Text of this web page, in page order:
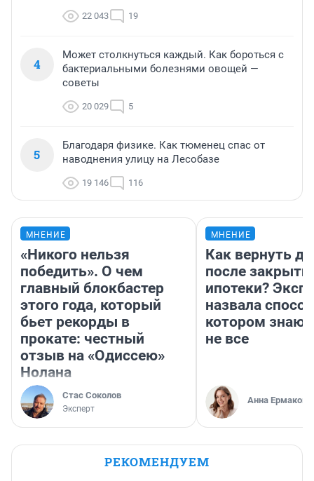
22 043 19
4
Может столкнуться каждый. Как бороться с
бактериальными болезнями овощей —
советы
20 029 5
5
Благодаря физике. Как тюменец спас от
наводнения улицу на Лесобазе
19 146 116
МНЕНИЕ
«Никого нельзя
победить». О чем
главный блокбастер
этого года, который
бьет рекорды в
прокате: честный
отзыв на «Одиссею»
Нолана
Стас Соколов
Эксперт
МНЕНИЕ
Как вернуть
после
ипотеки?
назвала
котором
не все
Анна Ермакова
РЕКОМЕНДУЕМ